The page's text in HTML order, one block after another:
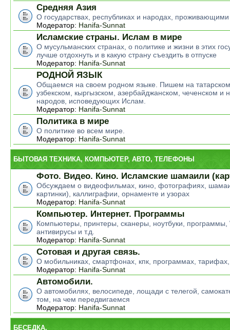
Средняя Азия
О государствах, республиках и народах,
Модератор: Hanifa-Sunnat
Исламские страны. Ислам в мире
О мусульманских странах, о политике и жизни в этих
лучше отдохнуть и в какую страну съездить в отпуске
Модератор: Hanifa-Sunnat
РОДНОЙ ЯЗЫК
Общаемся на своем родном языке. Пишем на
узбекском, кыргызском, азербайджанском, чеченском и
народов, исповедующих Ислам.
Модератор: Hanifa-Sunnat
Политика в мире
О политике во всем мире.
Модератор: Hanifa-Sunnat
БЫТОВАЯ ТЕХНИКА, КОМПЬЮТЕР, АВТО, ТЕЛЕФОНЫ
Фото. Видео. Кино. Исламские шамаили
Обсуждаем о видеофильмах, кино, фотографиях,
картинки), каллиграфии, орнаменте и узорах
Модератор: Hanifa-Sunnat
Компьютер. Интернет. Программы
Компьютеры, принтеры, сканеры, ноутбуки, программы,
антивирусы и т.д.
Модератор: Hanifa-Sunnat
Сотовая и другая связь.
О мобильниках, смартфонах, кпк, программах, тарифах,
Модератор: Hanifa-Sunnat
Автомобили.
О автомобилях, велосипеде, лощади с телегой,
том, на чем передвигаемся
Модератор: Hanifa-Sunnat
БЕСЕДКА.